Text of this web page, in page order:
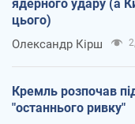
ядерного удару (а
цього)
Олександр Кірш
Кремль розпочав
"останнього ривку"